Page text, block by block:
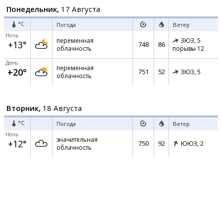
Понедельник, 17 Августа
°C Погода Ветер
Ночь
+13°
переменная
облачность
748 86 ЗЮЗ, 5
порывы 12
День
+20°
переменная
облачность
751 52 ЗЮЗ, 5
Вторник, 18 Августа
°C Погода Ветер
Ночь
+12°
значительная
облачность
750 92 ЮЮЗ, 2